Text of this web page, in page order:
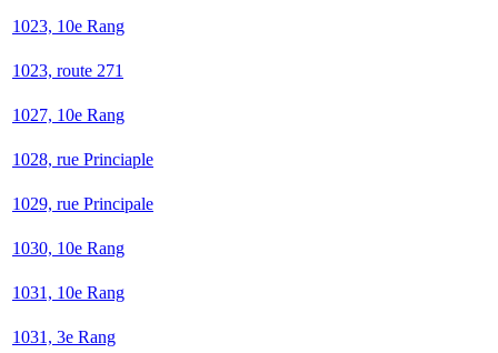
1023, 10e Rang
1023, route 271
1027, 10e Rang
1028, rue Princiaple
1029, rue Principale
1030, 10e Rang
1031, 10e Rang
1031, 3e Rang